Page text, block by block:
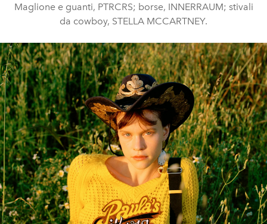
Maglione e guanti, PTRCRS; borse, INNERRAUM; stivali
da cowboy, STELLA MCCARTNEY.